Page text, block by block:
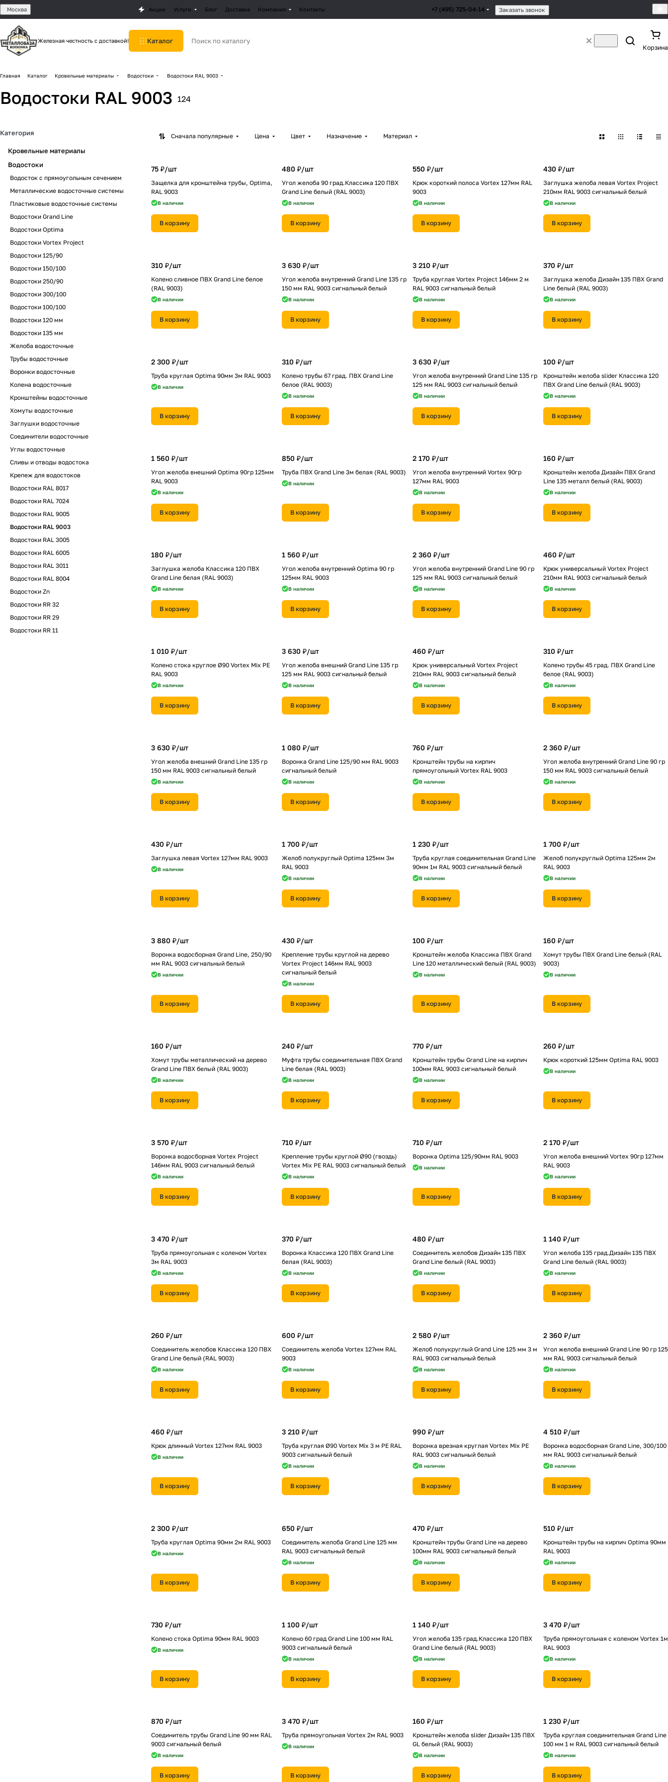
Москва Акции Услуги Блог Доставка Компания Контакты +7 (495) 725-04-14 Заказать звонок
Железная честность с доставкой! Каталог
Корзина
Главная Каталог Кровельные материалы Водостоки Водостоки RAL 9003
Водостоки RAL 9003 124
Сначала популярные Цена Цвет Назначение Материал
75 ₽/шт
Защелка для кронштейна трубы, Optima,
RAL 9003
В наличии
В корзину
480 ₽/шт
Угол желоба 90 град.Классика 120 ПВХ
Grand Line белый (RAL 9003)
В наличии
В корзину
550 ₽/шт
Крюк короткий полоса Vortex 127мм RAL
9003
В наличии
В корзину
430 ₽/шт
Заглушка желоба левая Vortex Project
210мм RAL 9003 сигнальный белый
В наличии
В корзину
310 ₽/шт
Колено сливное ПВХ Grand Line белое
(RAL 9003)
В наличии
В корзину
3 630 ₽/шт
Угол желоба внутренний Grand Line 135 гр
150 мм RAL 9003 сигнальный белый
В наличии
В корзину
3 210 ₽/шт
Труба круглая Vortex Project 146мм 2 м
RAL 9003 сигнальный белый
В наличии
В корзину
370 ₽/шт
Заглушка желоба Дизайн 135 ПВХ Grand
Line белый (RAL 9003)
В наличии
В корзину
2 300 ₽/шт
Труба круглая Optima 90мм 3м RAL 9003
В наличии
В корзину
310 ₽/шт
Колено трубы 67 град. ПВХ Grand Line
белое (RAL 9003)
В наличии
В корзину
3 630 ₽/шт
Угол желоба внутренний Grand Line 135 гр
125 мм RAL 9003 сигнальный белый
В наличии
В корзину
100 ₽/шт
Кронштейн желоба slider Классика 120
ПВХ Grand Line белый (RAL 9003)
В наличии
В корзину
1 560 ₽/шт
Угол желоба внешний Optima 90гр 125мм
RAL 9003
В наличии
В корзину
850 ₽/шт
Труба ПВХ Grand Line 3м белая (RAL 9003)
В наличии
В корзину
2 170 ₽/шт
Угол желоба внутренний Vortex 90гр
127мм RAL 9003
В наличии
В корзину
160 ₽/шт
Кронштейн желоба Дизайн ПВХ Grand
Line 135 металл белый (RAL 9003)
В наличии
В корзину
180 ₽/шт
Заглушка желоба Классика 120 ПВХ
Grand Line белая (RAL 9003)
В наличии
В корзину
1 560 ₽/шт
Угол желоба внутренний Optima 90 гр
125мм RAL 9003
В наличии
В корзину
2 360 ₽/шт
Угол желоба внутренний Grand Line 90 гр
125 мм RAL 9003 сигнальный белый
В наличии
В корзину
460 ₽/шт
Крюк универсальный Vortex Project
210мм RAL 9003 сигнальный белый
В наличии
В корзину
1 010 ₽/шт
Колено стока круглое Ø90 Vortex Mix PE
RAL 9003
В наличии
В корзину
3 630 ₽/шт
Угол желоба внешний Grand Line 135 гр
125 мм RAL 9003 сигнальный белый
В наличии
В корзину
460 ₽/шт
Крюк универсальный Vortex Project
210мм RAL 9003 сигнальный белый
В наличии
В корзину
310 ₽/шт
Колено трубы 45 град. ПВХ Grand Line
белое (RAL 9003)
В наличии
В корзину
3 630 ₽/шт
Угол желоба внешний Grand Line 135 гр
150 мм RAL 9003 сигнальный белый
В наличии
В корзину
1 080 ₽/шт
Воронка Grand Line 125/90 мм RAL 9003
сигнальный белый
В наличии
В корзину
760 ₽/шт
Кронштейн трубы на кирпич
прямоугольный Vortex RAL 9003
В наличии
В корзину
2 360 ₽/шт
Угол желоба внутренний Grand Line 90 гр
150 мм RAL 9003 сигнальный белый
В наличии
В корзину
430 ₽/шт
Заглушка левая Vortex 127мм RAL 9003
В наличии
В корзину
1 700 ₽/шт
Желоб полукруглый Optima 125мм 3м
RAL 9003
В наличии
В корзину
1 230 ₽/шт
Труба круглая соединительная Grand Line
90мм 1м RAL 9003 сигнальный белый
В наличии
В корзину
1 700 ₽/шт
Желоб полукруглый Optima 125мм 2м
RAL 9003
В наличии
В корзину
3 880 ₽/шт
Воронка водосборная Grand Line, 250/90
мм RAL 9003 сигнальный белый
В наличии
В корзину
430 ₽/шт
Крепление трубы круглой на дерево
Vortex Project 146мм RAL 9003
сигнальный белый
В наличии
В корзину
100 ₽/шт
Кронштейн желоба Классика ПВХ Grand
Line 120 металлический белый (RAL 9003)
В наличии
В корзину
160 ₽/шт
Хомут трубы ПВХ Grand Line белый (RAL
9003)
В наличии
В корзину
160 ₽/шт
Хомут трубы металлический на дерево
Grand Line ПВХ белый (RAL 9003)
В наличии
В корзину
240 ₽/шт
Муфта трубы соединительная ПВХ Grand
Line белая (RAL 9003)
В наличии
В корзину
770 ₽/шт
Кронштейн трубы Grand Line на кирпич
100мм RAL 9003 сигнальный белый
В наличии
В корзину
260 ₽/шт
Крюк короткий 125мм Optima RAL 9003
В наличии
В корзину
3 570 ₽/шт
Воронка водосборная Vortex Project
146мм RAL 9003 сигнальный белый
В наличии
В корзину
710 ₽/шт
Крепление трубы круглой Ø90 (гвоздь)
Vortex Mix PE RAL 9003 сигнальный белый
В наличии
В корзину
710 ₽/шт
Воронка Optima 125/90мм RAL 9003
В наличии
В корзину
2 170 ₽/шт
Угол желоба внешний Vortex 90гр 127мм
RAL 9003
В наличии
В корзину
3 470 ₽/шт
Труба прямоугольная с коленом Vortex
3м RAL 9003
В наличии
В корзину
370 ₽/шт
Воронка Классика 120 ПВХ Grand Line
белая (RAL 9003)
В наличии
В корзину
480 ₽/шт
Соединитель желобов Дизайн 135 ПВХ
Grand Line белый (RAL 9003)
В наличии
В корзину
1 140 ₽/шт
Угол желоба 135 град.Дизайн 135 ПВХ
Grand Line белый (RAL 9003)
В наличии
В корзину
260 ₽/шт
Соединитель желобов Классика 120 ПВХ
Grand Line белый (RAL 9003)
В наличии
В корзину
600 ₽/шт
Соединитель желоба Vortex 127мм RAL
9003
В наличии
В корзину
2 580 ₽/шт
Желоб полукруглый Grand Line 125 мм 3 м
RAL 9003 сигнальный белый
В наличии
В корзину
2 360 ₽/шт
Угол желоба внешний Grand Line 90 гр 125
мм RAL 9003 сигнальный белый
В наличии
В корзину
460 ₽/шт
Крюк длинный Vortex 127мм RAL 9003
В наличии
В корзину
3 210 ₽/шт
Труба круглая Ø90 Vortex Mix 3 м PE RAL
9003 сигнальный белый
В наличии
В корзину
990 ₽/шт
Воронка врезная круглая Vortex Mix PE
RAL 9003 сигнальный белый
В наличии
В корзину
4 510 ₽/шт
Воронка водосборная Grand Line, 300/100
мм RAL 9003 сигнальный белый
В наличии
В корзину
2 300 ₽/шт
Труба круглая Optima 90мм 2м RAL 9003
В наличии
В корзину
650 ₽/шт
Соединитель желоба Grand Line 125 мм
RAL 9003 сигнальный белый
В наличии
В корзину
470 ₽/шт
Кронштейн трубы Grand Line на дерево
100мм RAL 9003 сигнальный белый
В наличии
В корзину
510 ₽/шт
Кронштейн трубы на кирпич Optima 90мм
RAL 9003
В наличии
В корзину
730 ₽/шт
Колено стока Optima 90мм RAL 9003
В наличии
В корзину
1 100 ₽/шт
Колено 60 град Grand Line 100 мм RAL
9003 сигнальный белый
В наличии
В корзину
1 140 ₽/шт
Угол желоба 135 град.Классика 120 ПВХ
Grand Line белый (RAL 9003)
В наличии
В корзину
3 470 ₽/шт
Труба прямоугольная с коленом Vortex 1м
RAL 9003
В наличии
В корзину
870 ₽/шт
Соединитель трубы Grand Line 90 мм RAL
9003 сигнальный белый
В наличии
В корзину
3 470 ₽/шт
Труба прямоугольная Vortex 2м RAL 9003
В наличии
В корзину
160 ₽/шт
Кронштейн желоба slider Дизайн 135 ПВХ
GL белый (RAL 9003)
В наличии
В корзину
1 230 ₽/шт
Труба круглая соединительная Grand Line
100 мм 1 м RAL 9003 сигнальный белый
В наличии
В корзину
Категория
Кровельные материалы
Водостоки
Водосток с прямоугольным сечением
Металлические водосточные системы
Пластиковые водосточные системы
Водостоки Grand Line
Водостоки Optima
Водостоки Vortex Project
Водостоки 125/90
Водостоки 150/100
Водостоки 250/90
Водостоки 300/100
Водостоки 100/100
Водостоки 120 мм
Водостоки 135 мм
Желоба водосточные
Трубы водосточные
Воронки водосточные
Колена водосточные
Кронштейны водосточные
Хомуты водосточные
Заглушки водосточные
Соединители водосточные
Углы водосточные
Сливы и отводы водостока
Крепеж для водостоков
Водостоки RAL 8017
Водостоки RAL 7024
Водостоки RAL 9005
Водостоки RAL 9003
Водостоки RAL 3005
Водостоки RAL 6005
Водостоки RAL 3011
Водостоки RAL 8004
Водостоки Zn
Водостоки RR 32
Водостоки RR 29
Водостоки RR 11